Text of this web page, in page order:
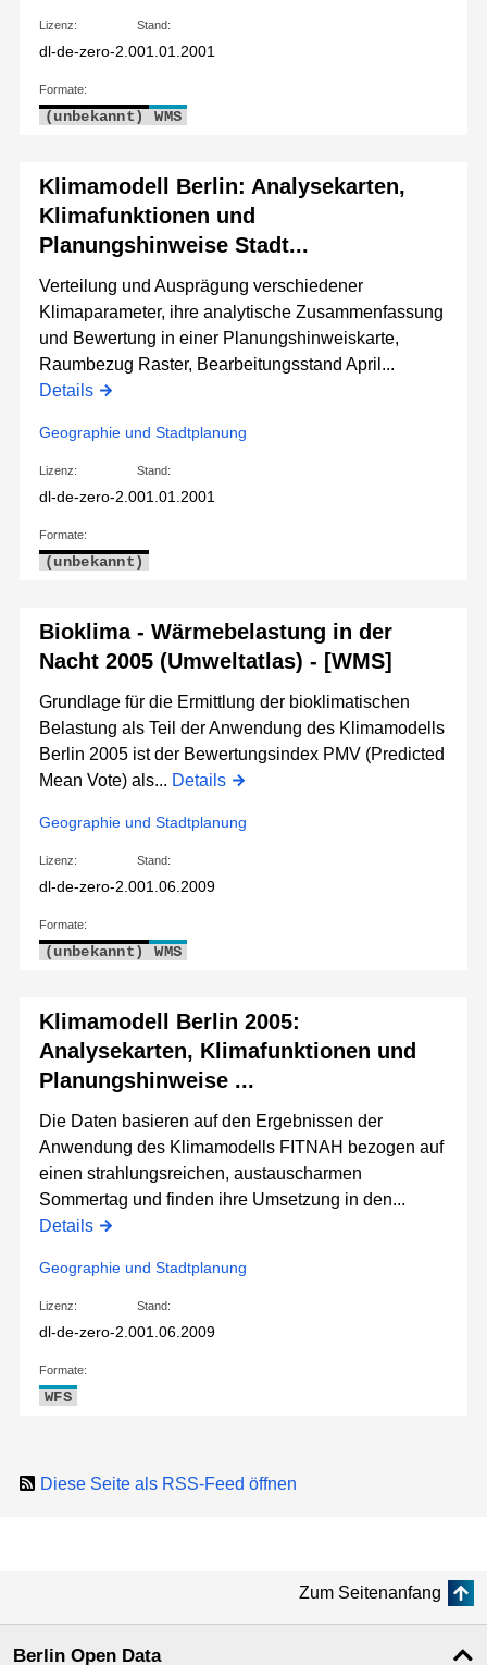
Lizenz:
dl-de-zero-2.0
Stand:
01.01.2001
Formate:
(unbekannt) WMS
Klimamodell Berlin: Analysekarten,
Klimafunktionen und
Planungshinweise Stadt...
Verteilung und Ausprägung verschiedener
Klimaparameter, ihre analytische Zusammenfassung
und Bewertung in einer Planungshinweiskarte,
Raumbezug Raster, Bearbeitungsstand April...
Details
Geographie und Stadtplanung
Lizenz:
dl-de-zero-2.0
Stand:
01.01.2001
Formate:
(unbekannt)
Bioklima - Wärmebelastung in der
Nacht 2005 (Umweltatlas) - [WMS]
Grundlage für die Ermittlung der bioklimatischen
Belastung als Teil der Anwendung des Klimamodells
Berlin 2005 ist der Bewertungsindex PMV (Predicted
Mean Vote) als... Details
Geographie und Stadtplanung
Lizenz:
dl-de-zero-2.0
Stand:
01.06.2009
Formate:
(unbekannt) WMS
Klimamodell Berlin 2005:
Analysekarten, Klimafunktionen und
Planungshinweise ...
Die Daten basieren auf den Ergebnissen der
Anwendung des Klimamodells FITNAH bezogen auf
einen strahlungsreichen, austauscharmen
Sommertag und finden ihre Umsetzung in den...
Details
Geographie und Stadtplanung
Lizenz:
dl-de-zero-2.0
Stand:
01.06.2009
Formate:
WFS
Diese Seite als RSS-Feed öffnen
Zum Seitenanfang
Berlin Open Data